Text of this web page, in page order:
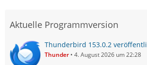
Aktuelle Programmversion
Thunderbird 153.0.2
Thunder 4. August 2026 um 22:28